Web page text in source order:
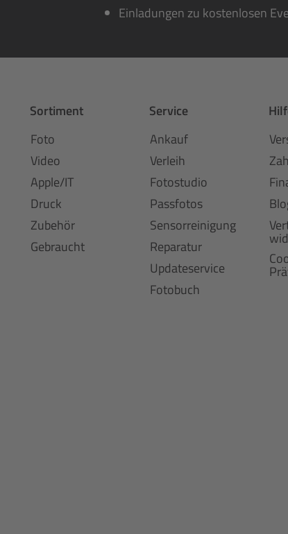
Einladungen zu kostenlosen
Sortiment
Foto
Video
Apple/IT
Druck
Zubehör
Gebraucht
Service
Ankauf
Verleih
Fotostudio
Passfotos
Sensorreinigung
Reparatur
Updateservice
Fotobuch